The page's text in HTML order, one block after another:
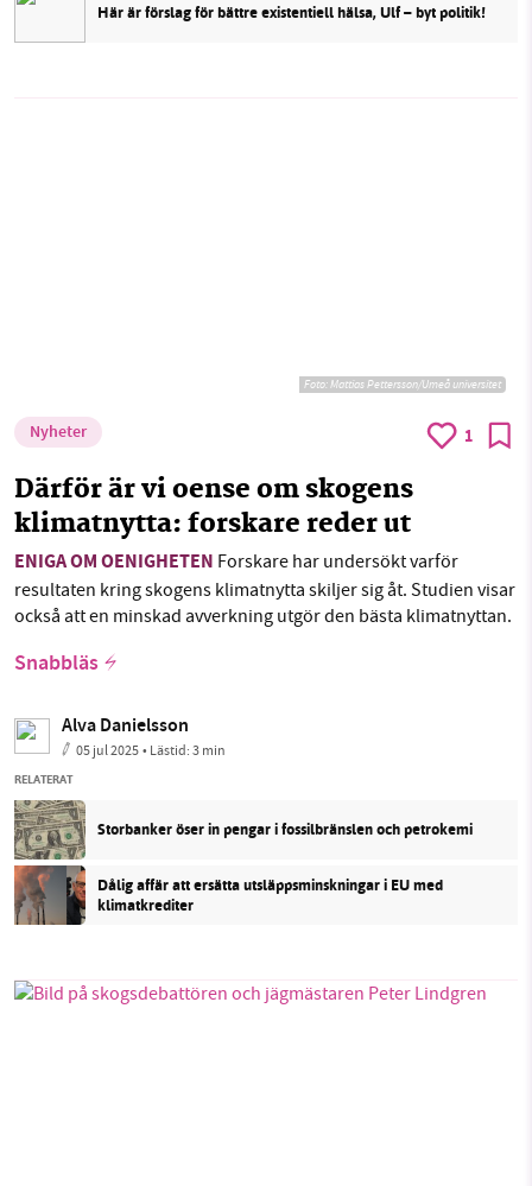
Här är förslag för bättre existentiell hälsa, Ulf – byt politik!
Foto:Mattias Pettersson/Umeå universitet
Nyheter 1
Därför är vi oense om skogens
klimatnytta: forskare reder ut
ENIGA OM OENIGHETEN Forskare har undersökt varför
resultaten kring skogens klimatnytta skiljer sig åt. Studien visar
också att en minskad avverkning utgör den bästa klimatnyttan.
Snabbläs
Alva Danielsson
05 jul 2025• Lästid:3 min
RELATERAT
Storbanker öser in pengar i fossilbränslen och petrokemi
Dålig affär att ersätta utsläppsminskningar i EU med
klimatkrediter